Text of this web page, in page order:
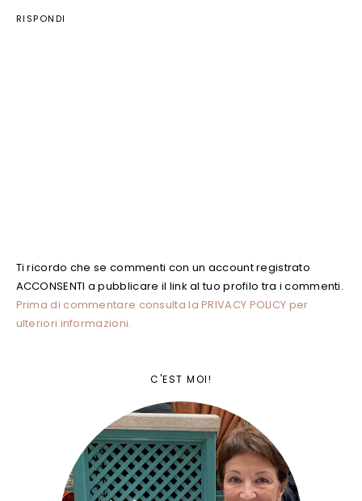
RISPONDI
Ti ricordo che se commenti con un account registrato
ACCONSENTI a pubblicare il link al tuo profilo tra i commenti.
Prima di commentare consulta la PRIVACY POLICY per
ulteriori informazioni.
C'EST MOI!